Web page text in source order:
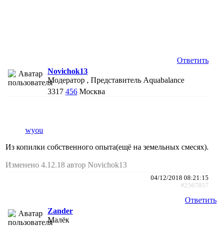
Ответить
Novichok13
Модератор , Представитель Aquabalance
3317 456 Москва
wyou
Из копилки собственного опыта(ещё на земельных смесях).
Изменено 4.12.18 автор Novichok13
04/12/2018 08:21:15
#2567857
Ответить
Zander
Малёк